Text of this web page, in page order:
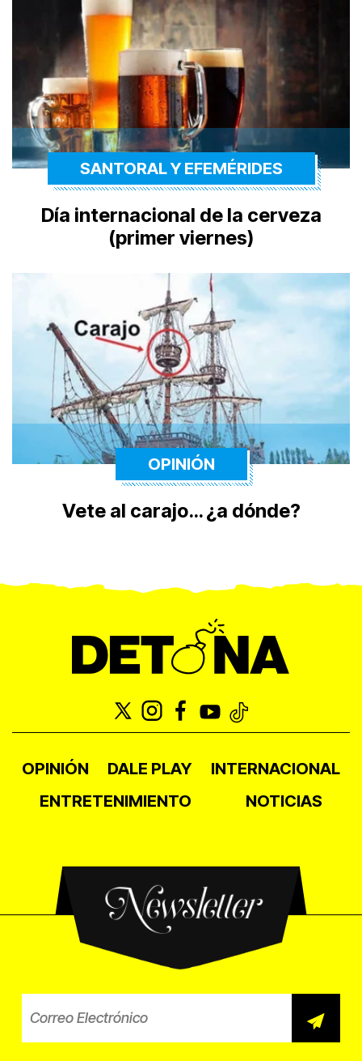
SANTORAL Y EFEMÉRIDES
Día internacional de la cerveza
(primer viernes)
OPINIÓN
Vete al carajo… ¿a dónde?
OPINIÓN DALE PLAY
INTERNACIONAL
ENTRETENIMIENTO
NOTICIAS
Newsletter